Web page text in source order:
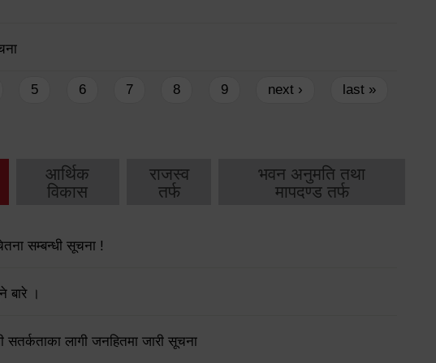
5 6 7 8 9 next › last »
आर्थिक
विकास
राजस्व
तर्फ
भवन अनुमति तथा
मापदण्ड तर्फ
सम्बन्धी सूचना !
बारे ।
सतर्कताका लागी जनहितमा जारी सूचना